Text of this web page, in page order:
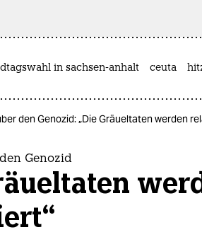
in sachsen-anhalt ceuta
den Genozid: „Die Gräueltaten werden
Genozid